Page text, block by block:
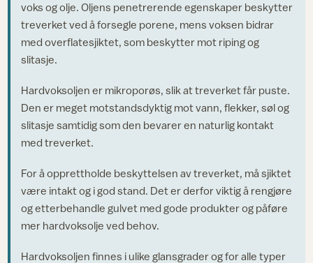
voks og olje. Oljens penetrerende egenskaper beskytter
treverket ved å forsegle porene, mens voksen bidrar
med overflatesjiktet, som beskytter mot riping og
slitasje.
Hardvoksoljen er mikroporøs, slik at treverket får puste.
Den er meget motstandsdyktig mot vann, flekker, søl og
slitasje samtidig som den bevarer en naturlig kontakt
med treverket.
For å opprettholde beskyttelsen av treverket, må sjiktet
være intakt og i god stand. Det er derfor viktig å rengjøre
og etterbehandle gulvet med gode produkter og påføre
mer hardvoksolje ved behov.
Hardvoksoljen finnes i ulike glansgrader og for alle typer